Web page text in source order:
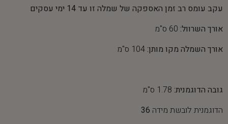
עקב עומס רב זמן האספקה של שמלה זו עד 14 ימי עסקים
אורך השרוול: 60 ס"מ
אורך השמלה מקו מותן:
גובה הדוגמנית: 1.78 ס"מ
הדוגמנית לובשת מידה 36